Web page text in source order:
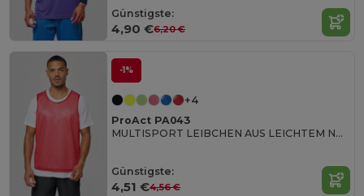
Günstigste:
4,90 €6,20 €
-1%
+4
ProAct PA043
MULTISPORT LEIBCHEN AUS LEICHTEM NETZGEWEBE
Günstigste:
4,51 €4,56 €